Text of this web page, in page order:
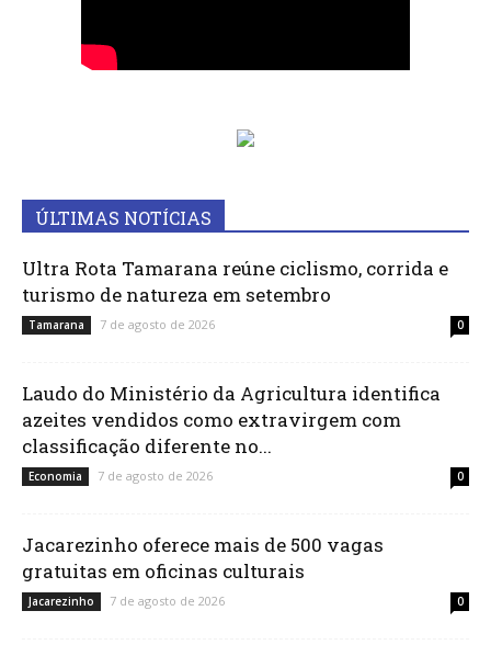
ÚLTIMAS NOTÍCIAS
Ultra Rota Tamarana reúne ciclismo, corrida e
turismo de natureza em setembro
Tamarana 7 de agosto de 2026 0
Laudo do Ministério da Agricultura identifica
azeites vendidos como extravirgem com
classificação diferente no...
Economia 7 de agosto de 2026 0
Jacarezinho oferece mais de 500 vagas
gratuitas em oficinas culturais
Jacarezinho 7 de agosto de 2026 0